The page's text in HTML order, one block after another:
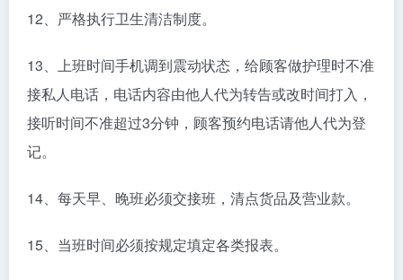
12、严格执行卫生清洁制度。
13、上班时间手机调到震动状态，给顾客做护理时不准
接私人电话，电话内容由他人代为转告或改时间打入，
接听时间不准超过3分钟，顾客预约电话请他人代为登
记。
14、每天早、晚班必须交接班，清点货品及营业款。
15、当班时间必须按规定填定各类报表。